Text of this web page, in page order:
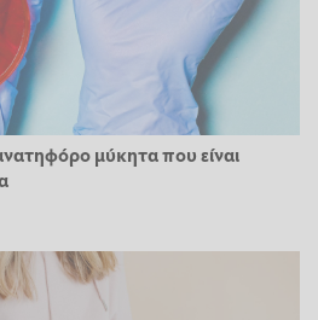
μύκητα που είναι